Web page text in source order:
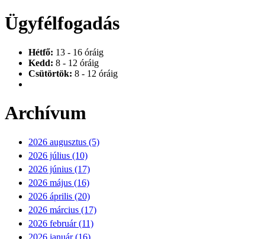
Ügyfélfogadás
Hétfő: 13 - 16 óráig
Kedd: 8 - 12 óráig
Csütörtök: 8 - 12 óráig
Archívum
2026 augusztus (5)
2026 július (10)
2026 június (17)
2026 május (16)
2026 április (20)
2026 március (17)
2026 február (11)
2026 január (16)